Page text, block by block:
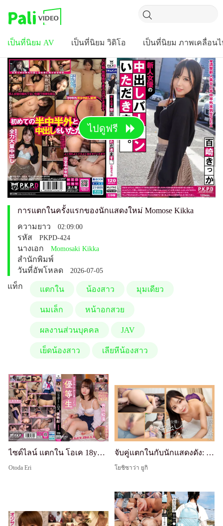
เป็นที่นิยม AV เป็นที่นิยม วิดิโอ เป็นที่นิยม ภาพเคลื่อน
ไปดูฟรี
การแตกในครั้งแรกของนักแสดงใหม่ Momose Kikka
ความยาว
02:09:00
รหัส PKPD-424
นางเอก Momosaki Kikka
สำนักพิมพ์
วันที่อัพโหลด
2026-07-05
แท็ก แตกใน น้องสาว มุมเดียว
นมเล็ก หน้าอกสวย
ผลงานส่วนบุคคล JAV
เย็ดน้องสาว เลียหีน้องสาว
ไซด์ไลน์ แตกใน โอเค 18yo: นักเรียนเก่งยอมแตกในเพื่อการศึกษาที่สูงขึ้น - Onda Erin
Otoda Eri
จับคู่แตกในกับนักแสดงดัง: โยชิซาวะ โทโมกิ
โยชิซาว่า ยูกิ